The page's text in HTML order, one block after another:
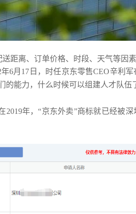
距离、订单价格、时段、天气等因素
6月17日，时任京东零售CEO辛利
的能力，什么时候可以组建人才队伍
年，“京东外卖”商标就已经被